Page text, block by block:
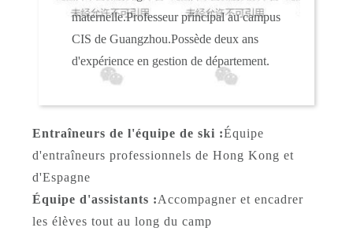
maternelle.Professeur principal au campus
CIS de Guangzhou.Possède deux ans
d'expérience en gestion de département.
Entraîneurs de l'équipe de ski :Équipe
d'entraîneurs professionnels de Hong Kong et
d'Espagne
Équipe d'assistants :Accompagner et encadrer
les élèves tout au long du camp